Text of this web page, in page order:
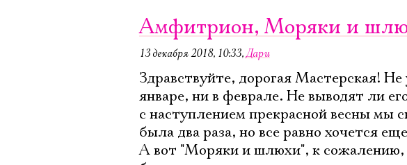
Амфитрион, Моряки и
13 декабря 2018, 10:33,Дари
Здравствуйте, дорогая Мастерская!
январе, ни в феврале. Не выводят ли
с наступлением прекрасной весны мы
была два раза, но все равно хочется
А вот "Моряки и шлюхи", к сожалению,